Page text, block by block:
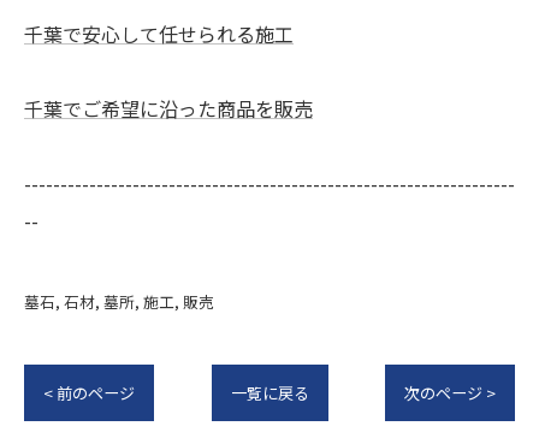
千葉で安心して任せられる施工
千葉でご希望に沿った商品を販売
--------------------------------------------------------------------
--
墓石 石材 墓所 施工 販売
< 前のページ 一覧に戻る 次のページ >